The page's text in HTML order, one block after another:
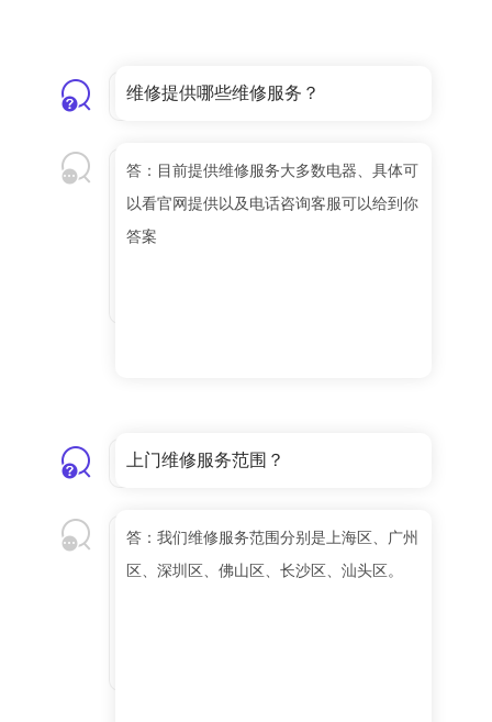
维修提供哪些维修服务？
答：目前提供维修服务大多数电器、具体可
以看官网提供以及电话咨询客服可以给到你
答案
上门维修服务范围？
答：我们维修服务范围分别是上海区、广州
区、深圳区、佛山区、长沙区、汕头区。